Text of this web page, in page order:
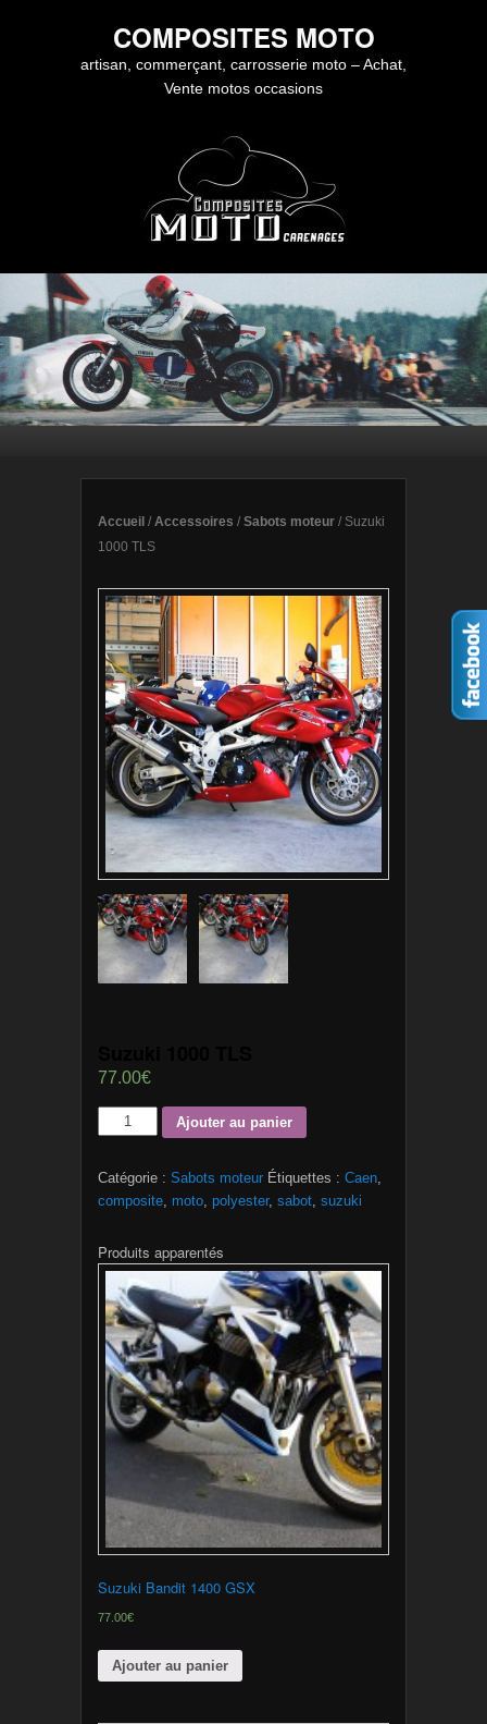
COMPOSITES MOTO
artisan, commerçant, carrosserie moto – Achat,
Vente motos occasions
Accueil / Accessoires / Sabots moteur / Suzuki
1000 TLS
77.00€
Ajouter au panier
Catégorie : Sabots moteur Étiquettes : Caen,
composite, moto, polyester, sabot, suzuki
Produits apparentés
Suzuki Bandit 1400 GSX
77.00€
Ajouter au panier